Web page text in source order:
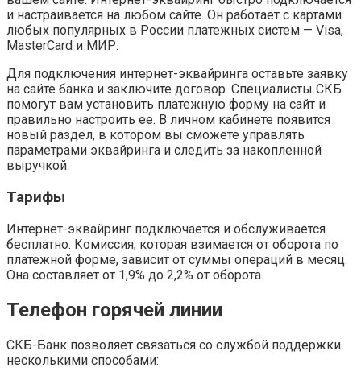
и настраивается на любом сайте. Он работает с картами
любых популярных в России платежных систем — Visa,
MasterCard и МИР.
Для подключения интернет-эквайринга оставьте заявку
на сайте банка и заключите договор. Специалисты СКБ
помогут вам установить платежную форму на сайт и
правильно настроить ее. В личном кабинете появится
новый раздел, в котором вы сможете управлять
параметрами эквайринга и следить за накопленной
выручкой.
Тарифы
Интернет-эквайринг подключается и обслуживается
бесплатно. Комиссия, которая взимается от оборота по
платежной форме, зависит от суммы операций в месяц.
Она составляет от 1,9% до 2,2% от оборота.
Телефон горячей линии
СКБ-Банк позволяет связаться со службой поддержки
несколькими способами: